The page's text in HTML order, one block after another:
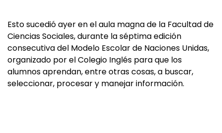
Esto sucedió ayer en el aula magna de la Facultad de
Ciencias Sociales, durante la séptima edición
consecutiva del Modelo Escolar de Naciones Unidas,
organizado por el Colegio Inglés para que los
alumnos aprendan, entre otras cosas, a buscar,
seleccionar, procesar y manejar información.